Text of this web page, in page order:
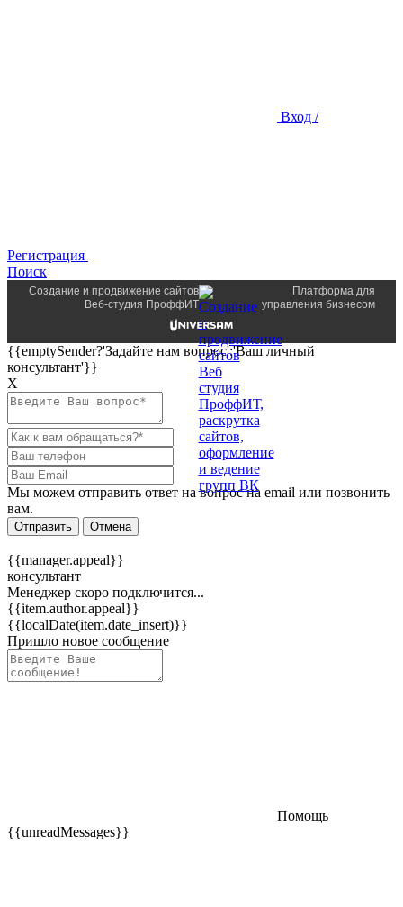
Вход /
Регистрация
Поиск
Создание и продвижение сайтов
Веб-студия ПроффИТ
Платформа для
управления бизнесом
{{emptySender?'Задайте нам вопрос':'Ваш личный
консультант'}}
Х
Мы можем отправить ответ на вопрос на email или позвонить
вам.
Отправить Отмена
{{manager.appeal}}
консультант
Менеджер скоро подключится...
{{item.author.appeal}}
{{localDate(item.date_insert)}}
Пришло новое сообщение
Помощь
{{unreadMessages}}